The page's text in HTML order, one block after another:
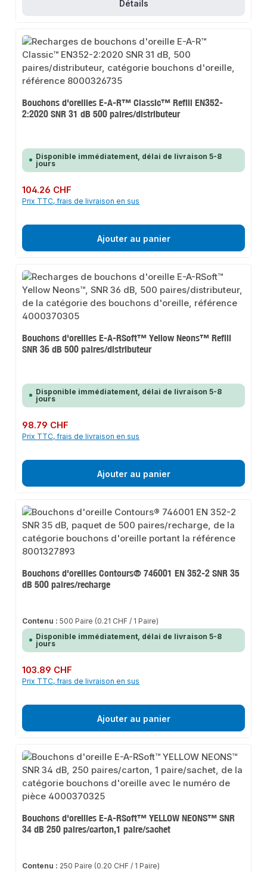
Détails
Bouchons d'oreilles E-A-R™ Classic™ Refill EN352-
2:2020 SNR 31 dB 500 paires/distributeur
Disponible immédiatement, délai de livraison 5-8
jours
Prix régulier :
104.26 CHF
Prix TTC, frais de livraison en sus
Ajouter au panier
Bouchons d'oreilles E-A-RSoft™ Yellow Neons™ Refill
SNR 36 dB 500 paires/distributeur
Disponible immédiatement, délai de livraison 5-8
jours
Prix régulier :
98.79 CHF
Prix TTC, frais de livraison en sus
Ajouter au panier
Bouchons d'oreilles Contours® 746001 EN 352-2 SNR 35
dB 500 paires/recharge
Contenu :500 Paire (0.21 CHF / 1 Paire)
Disponible immédiatement, délai de livraison 5-8
jours
Prix régulier :
103.89 CHF
Prix TTC, frais de livraison en sus
Ajouter au panier
Bouchons d'oreilles E-A-RSoft™ YELLOW NEONS™ SNR
34 dB 250 paires/carton,1 paire/sachet
Contenu : 250 Paire (0.20 CHF / 1 Paire)